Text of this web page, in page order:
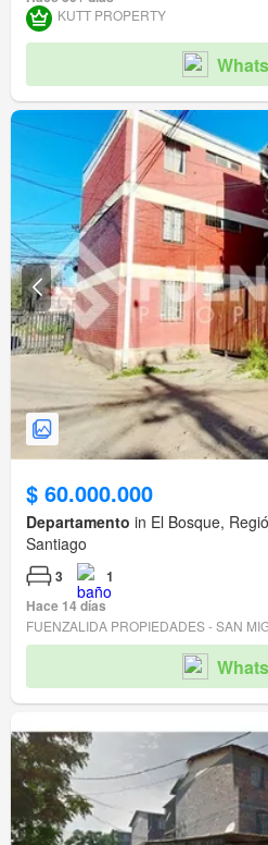
KUTT PROPERTY
$ 60.000.000
Departamento in El Bosque,
Santiago
3
1
Hace 14 días
FUENZALIDA PROPIEDADES - SAN